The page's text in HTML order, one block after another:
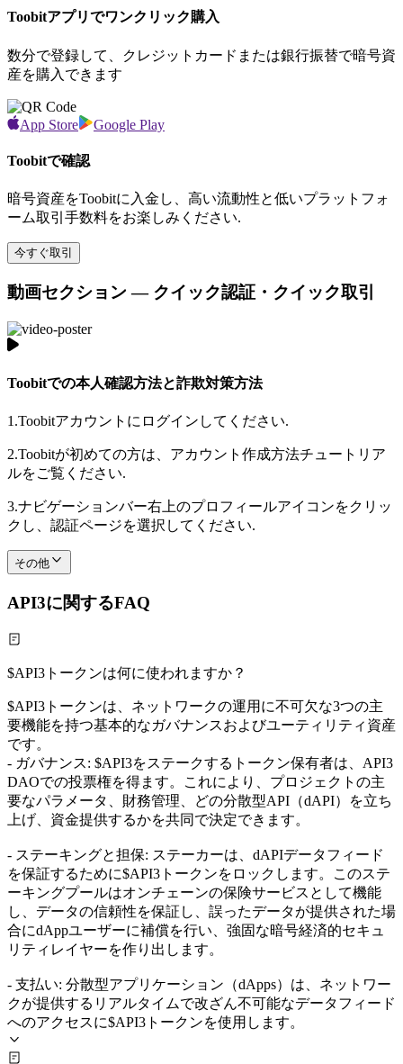
Toobitアプリでワンクリック購入
数分で登録して、クレジットカードまたは銀行振替で暗号資
産を購入できます
App Store Google Play
Toobitで確認
暗号資産をToobitに入金し、高い流動性と低いプラットフォ
ーム取引手数料をお楽しみください.
今すぐ取引
動画セクション — クイック認証・クイック取引
Toobitでの本人確認方法と詐欺対策方法
1.Toobitアカウントにログインしてください.
2.Toobitが初めての方は、アカウント作成方法チュートリア
ルをご覧ください.
3.ナビゲーションバー右上のプロフィールアイコンをクリッ
クし、認証ページを選択してください.
その他
API3に関するFAQ
$API3トークンは何に使われますか？
$API3トークンは、ネットワークの運用に不可欠な3つの主
要機能を持つ基本的なガバナンスおよびユーティリティ資産
です。
- ガバナンス: $API3をステークするトークン保有者は、API3
DAOでの投票権を得ます。これにより、プロジェクトの主
要なパラメータ、財務管理、どの分散型API（dAPI）を立ち
上げ、資金提供するかを共同で決定できます。
- ステーキングと担保: ステーカーは、dAPIデータフィード
を保証するために$API3トークンをロックします。このステ
ーキングプールはオンチェーンの保険サービスとして機能
し、データの信頼性を保証し、誤ったデータが提供された場
合にdAppユーザーに補償を行い、強固な暗号経済的セキュ
リティレイヤーを作り出します。
- 支払い: 分散型アプリケーション（dApps）は、ネットワー
クが提供するリアルタイムで改ざん不可能なデータフィード
へのアクセスに$API3トークンを使用します。